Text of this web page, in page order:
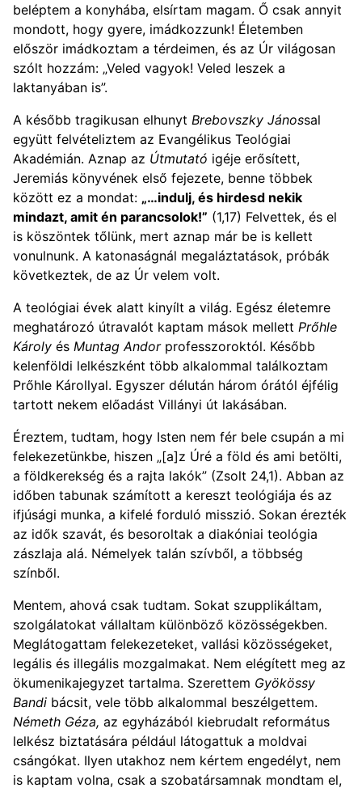
beléptem a konyhába, elsírtam magam. Ő csak annyit
mondott, hogy gyere, imádkozzunk! Életemben
először imádkoztam a térdeimen, és az Úr világosan
szólt hozzám: „Veled vagyok! Veled leszek a
laktanyában is”.
A később tragikusan elhunyt Brebovszky Jánossal
együtt felvételiztem az Evangélikus Teológiai
Akadémián. Aznap az Útmutató igéje erősített,
Jeremiás könyvének első fejezete, benne többek
között ez a mondat: „…indulj, és hirdesd nekik
mindazt, amit én parancsolok!” (1,17) Felvettek, és el
is köszöntek tőlünk, mert aznap már be is kellett
vonulnunk. A katonaságnál megaláztatások, próbák
következtek, de az Úr velem volt.
A teológiai évek alatt kinyílt a világ. Egész életemre
meghatározó útravalót kaptam mások mellett Prőhle
Károly és Muntag Andorprofesszoroktól. Később
kelenföldi lelkészként több alkalommal találkoztam
Prőhle Károllyal. Egyszer délután három órától éjfélig
tartott nekem előadást Villányi út lakásában.
Éreztem, tudtam, hogy Isten nem fér bele csupán a mi
felekezetünkbe, hiszen „[a]z Úré a föld és ami betölti,
a földkerekség és a rajta lakók” (Zsolt 24,1). Abban az
időben tabunak számított a kereszt teológiája és az
ifjúsági munka, a kifelé forduló misszió. Sokan érezték
az idők szavát, és besoroltak a diakóniai teológia
zászlaja alá. Némelyek talán szívből, a többség
színből.
Mentem, ahová csak tudtam. Sokat szupplikáltam,
szolgálatokat vállaltam különböző közösségekben.
Meglátogattam felekezeteket, vallási közösségeket,
legális és illegális mozgalmakat. Nem elégített meg az
ökumenikajegyzet tartalma. Szerettem Gyökössy
Bandi bácsit, vele több alkalommal beszélgettem.
Németh Géza, az egyházából kiebrudalt református
lelkész biztatására például látogattuk a moldvai
csángókat. Ilyen utakhoz nem kértem engedélyt, nem
is kaptam volna, csak a szobatársamnak mondtam el,